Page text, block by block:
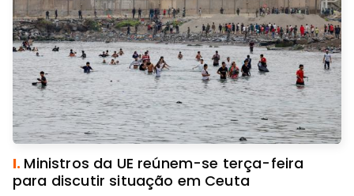
I. Ministros da UE reúnem-se terça-feira
para discutir situação em Ceuta